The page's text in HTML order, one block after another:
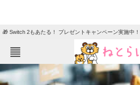
🎁 Switch 2もあたる！ プレゼントキャンペーン実施中！
ねとらぼメニュー
TOP ニュース